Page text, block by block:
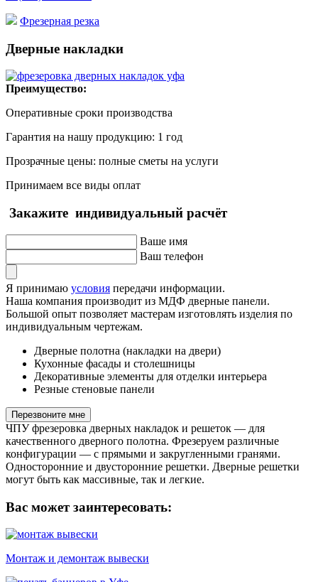
Фрезерная резка
Дверные накладки
Преимущество:
Оперативные сроки производства
Гарантия на нашу продукцию: 1 год
Прозрачные цены: полные сметы на услуги
Принимаем все виды оплат
Закажите индивидуальный расчёт
Ваше имя
Ваш телефон
Я принимаю условия передачи информации.
Наша компания производит из МДФ дверные панели.
Большой опыт позволяет мастерам изготовлять изделия по
индивидуальным чертежам.
Дверные полотна (накладки на двери)
Кухонные фасады и столешницы
Декоративные элементы для отделки интерьера
Резные стеновые панели
Перезвоните мне
ЧПУ фрезеровка дверных накладок и решеток — для
качественного дверного полотна. Фрезеруем различные
конфигурации — с прямыми и закругленными гранями.
Односторонние и двусторонние решетки. Дверные решетки
могут быть как массивные, так и легкие.
Вас может заинтересовать:
Монтаж и демонтаж вывески